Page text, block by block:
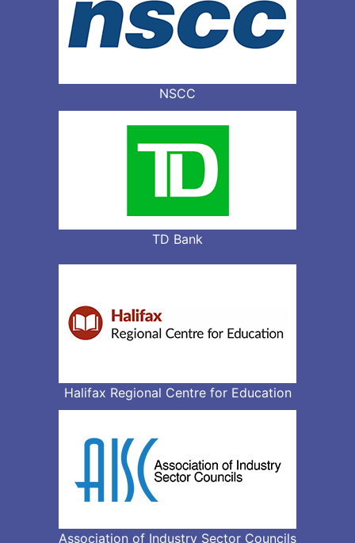
NSCC
TD Bank
Halifax Regional Centre for Education
Association of Industry Sector Councils